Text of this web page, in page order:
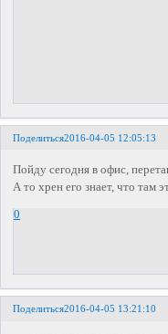
Поделиться2016-04-05 12:05:13
Пойду сегодня в офис,
А то хрен его знает, что там
0
Поделиться2016-04-05 13:21:10